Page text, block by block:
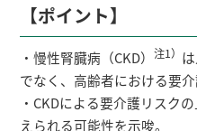
名古屋大学基金
研究者総覧
【ポイント】
・慢性腎臓病（CKD）注1）
でなく、高齢者における要介
・CKDによる要介護リスク
えられる可能性を示唆。